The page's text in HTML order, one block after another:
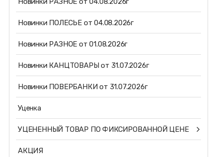
Новинки ПОЛЕСЬЕ от 04.08.2026г
Новинки РАЗНОЕ от 01.08.2026г
Новинки КАНЦТОВАРЫ от 31.07.2026г
Новинки ПОВЕРБАНКИ от 31.07.2026г
Уценка
УЦЕНЕННЫЙ ТОВАР ПО ФИКСИРОВАННОЙ ЦЕНЕ
АКЦИЯ